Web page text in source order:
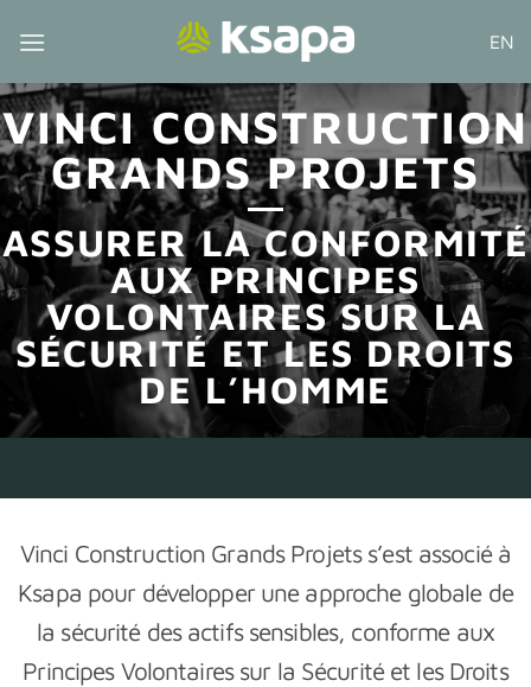
EN
VINCI CONSTRUCTION
GRANDS PROJETS
ASSURER LA CONFORMITÉ
AUX PRINCIPES
VOLONTAIRES SUR LA
SÉCURITÉ ET LES DROITS
DE L’HOMME
Vinci Construction Grands Projets s’est associé à
Ksapa pour développer une approche globale de
la sécurité des actifs sensibles, conforme aux
Principes Volontaires sur la Sécurité et les Droits